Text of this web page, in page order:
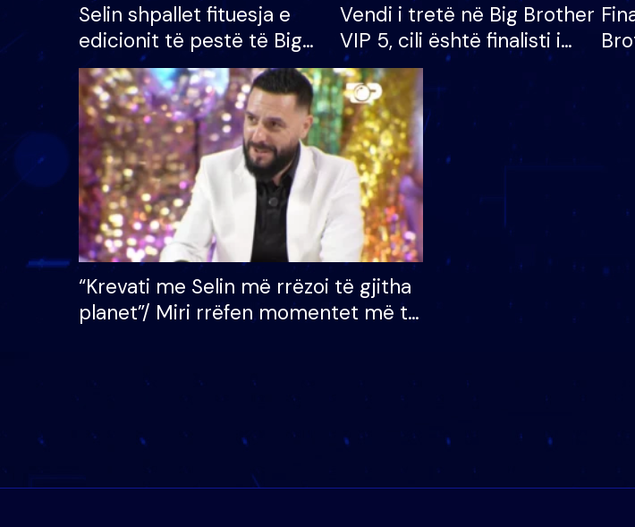
Selin shpallet fituesja e
edicionit të pestë të Big
Brother VIP, rrëmben
çmimin e madh prej 100
mijë eurosh
Vendi i tretë në Big Brother
VIP 5, cili është finalisti i
radhës që lë shtëpinë
të
“Krevati me Selin më rrëzoi të gjitha
planet”/ Miri rrëfen momentet më të